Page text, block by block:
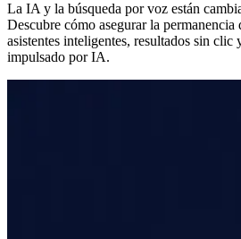
La IA y la búsqueda por voz están
Descubre cómo asegurar la permanencia
asistentes inteligentes, resultados sin clic
impulsado por IA.